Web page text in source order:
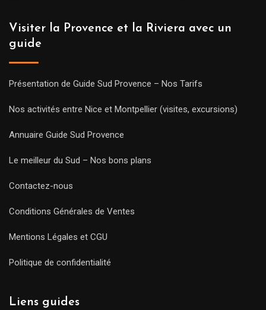
Visiter la Provence et la Riviera avec un
guide
Présentation de Guide Sud Provence – Nos Tarifs
Nos activités entre Nice et Montpellier (visites, excursions)
Annuaire Guide Sud Provence
Le meilleur du Sud – Nos bons plans
Contactez-nous
Conditions Générales de Ventes
Mentions Légales et CGU
Politique de confidentialité
Liens guides